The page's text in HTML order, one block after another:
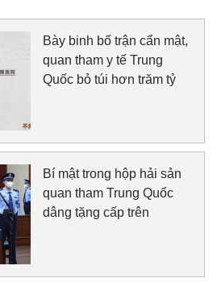
Bày binh bố trận cẩn mật,
quan tham y tế Trung
Quốc bỏ túi hơn trăm tỷ
Bí mật trong hộp hải sản
quan tham Trung Quốc
dâng tặng cấp trên